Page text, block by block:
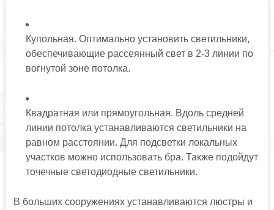
Купольная. Оптимально установить светильники,
обеспечивающие рассеянный свет в 2-3 линии по
вогнутой зоне потолка.
Квадратная или прямоугольная. Вдоль средней
линии потолка устанавливаются светильники на
равном расстоянии. Для подсветки локальных
участков можно использовать бра. Также подойдут
точечные светодиодные светильники.
В больших сооружениях устанавливаются люстры и